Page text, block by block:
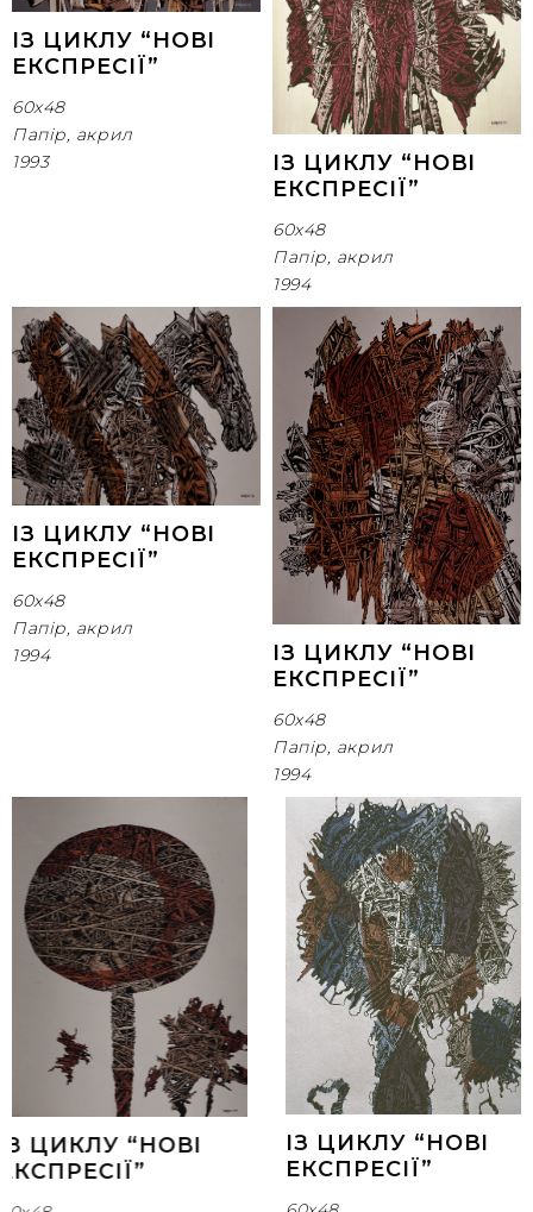
ІЗ ЦИКЛУ “НОВІ
ЕКСПРЕСІЇ”
60х48
Папір, акрил
1993
ІЗ ЦИКЛУ “НОВІ
ЕКСПРЕСІЇ”
60х48
Папір, акрил
1994
ІЗ ЦИКЛУ “НОВІ
ЕКСПРЕСІЇ”
60х48
Папір, акрил
1994
ІЗ ЦИКЛУ “НОВІ
ЕКСПРЕСІЇ”
60х48
Папір, акрил
1994
ІЗ ЦИКЛУ “НОВІ
ЕКСПРЕСІЇ”
ІЗ ЦИКЛУ “НОВІ
ЕКСПРЕСІЇ”